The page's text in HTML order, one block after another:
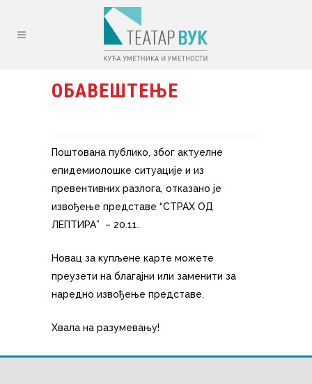
ОБАВЕШТЕЊЕ
Поштована публико, због актуелне
епидемиолошке ситуације и из
превентивних разлога, отказано је
извођење представе “СТРАХ ОД
ЛЕПТИРА” – 20.11.
Новац за купљене карте можете
преузети на благајни или заменити за
наредно извођење представе.
Хвала на разумевању!